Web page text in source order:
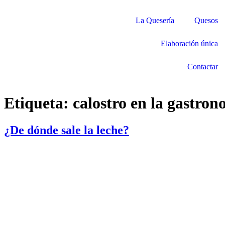
La Quesería Quesos
Elaboración única
Contactar
Etiqueta: calostro en la
¿De dónde sale la leche?